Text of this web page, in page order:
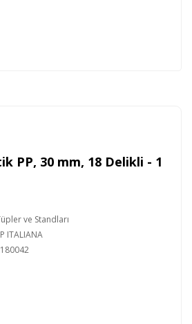
PP, 30 mm, 18 Delikli - 1
ve Standları
ITALIANA